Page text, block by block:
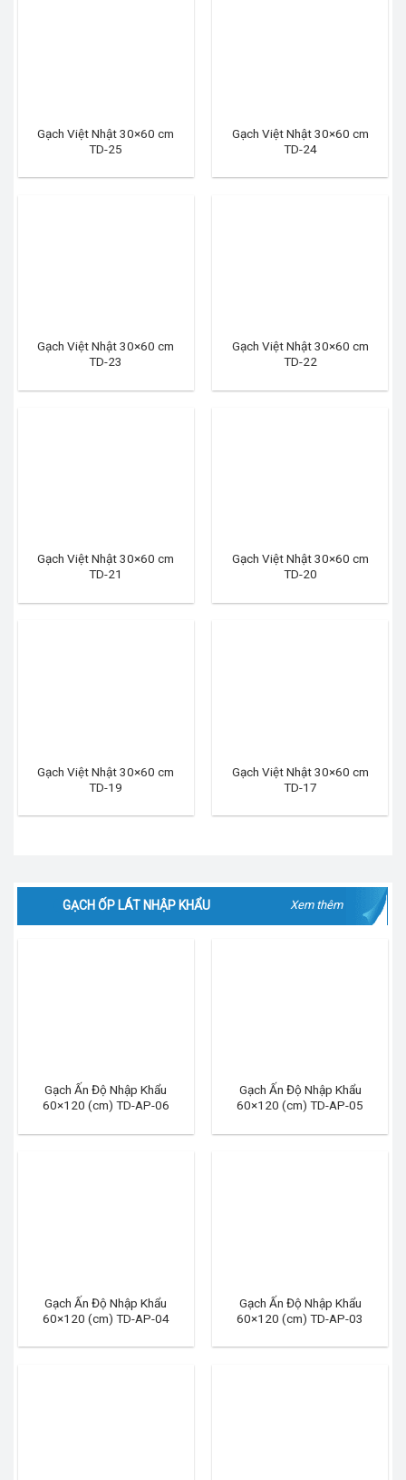
Gạch Việt Nhật 30×60 cm
TD-25
Gạch Việt Nhật 30×60 cm
TD-24
Gạch Việt Nhật 30×60 cm
TD-23
Gạch Việt Nhật 30×60 cm
TD-22
Gạch Việt Nhật 30×60 cm
TD-21
Gạch Việt Nhật 30×60 cm
TD-20
Gạch Việt Nhật 30×60 cm
TD-19
Gạch Việt Nhật 30×60 cm
TD-17
GẠCH ỐP LÁT NHẬP KHẨU Xem thêm
Gạch Ấn Độ Nhập Khẩu
60×120 (cm) TD-AP-06
Gạch Ấn Độ Nhập Khẩu
60×120 (cm) TD-AP-05
Gạch Ấn Độ Nhập Khẩu
60×120 (cm) TD-AP-04
Gạch Ấn Độ Nhập Khẩu
60×120 (cm) TD-AP-03